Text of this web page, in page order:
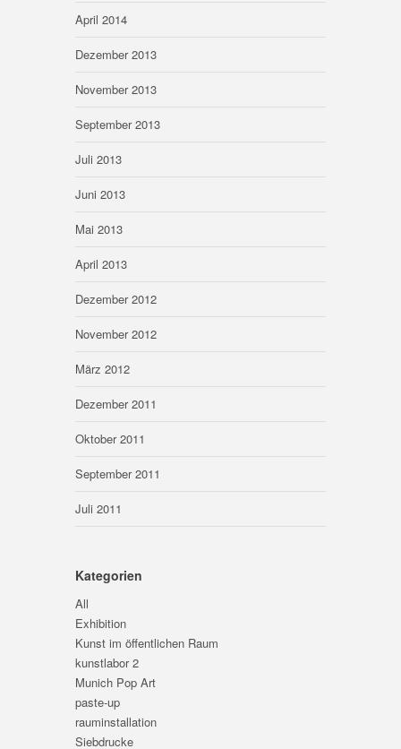
April 2014
Dezember 2013
November 2013
September 2013
Juli 2013
Juni 2013
Mai 2013
April 2013
Dezember 2012
November 2012
März 2012
Dezember 2011
Oktober 2011
September 2011
Juli 2011
Kategorien
All
Exhibition
Kunst im öffentlichen Raum
kunstlabor 2
Munich Pop Art
paste-up
rauminstallation
Siebdrucke